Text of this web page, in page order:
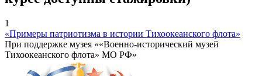
1
«Примеры патриотизма в истории Тихоокеанского флота»
При поддержке музея ««Военно-исторический музей
Тихоокеанского флота» МО РФ»